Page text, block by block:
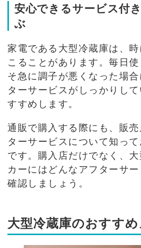
安心できるサービス付
ぶ
家電である大型冷蔵庫は、
こることがあります。毎日
そ急に調子が悪くなった場
ターサービスがしっかりし
すすめします。
通販で購入する際にも、販
ターサービスについて知っ
です。購入店だけでなく、
カーにはどんなアフターサ
確認しましょう。
大型冷蔵庫のおすす